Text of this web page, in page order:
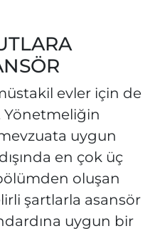
evler için de
uygun
en çok üç
oluşan
şartlarla asansör
uygun bir